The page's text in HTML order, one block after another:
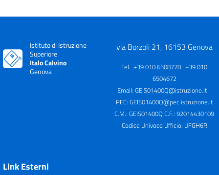
Istituto di Istruzione
Superiore
Italo Calvino
Genova
via Borzoli 21, 16153 Genova
Tel. +39 010 6508778 +39 010
6504672
Email: GEIS01400Q@istruzione.it
PEC: GEIS01400Q@pec.istruzione.it
C.M.: GEIS01400Q C.F.: 92014430109
Codice Univoco Ufficio: UFGH6R
Link Esterni